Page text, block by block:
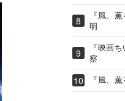
『風、
明
『映画
察
『風、